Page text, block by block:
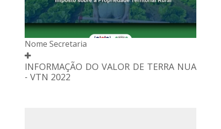
Nome Secretaria
INFORMAÇÃO DO VALOR DE TERRA NUA
- VTN 2022